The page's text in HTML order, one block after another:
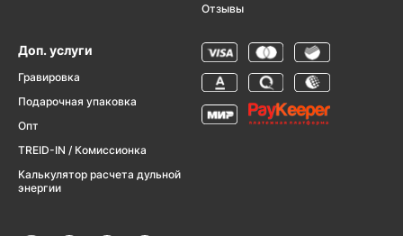
Отзывы
Доп. услуги
Гравировка
Подарочная упаковка
Опт
TREID-IN / Комиссионка
Калькулятор расчета дульной
энергии